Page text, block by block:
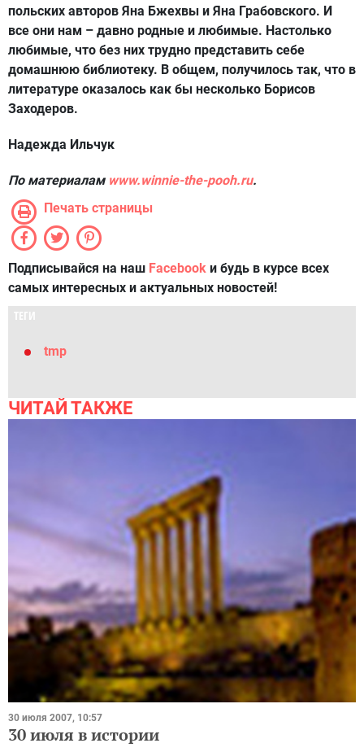
польских авторов Яна Бжехвы и Яна Грабовского. И
все они нам – давно родные и любимые. Настолько
любимые, что без них трудно представить себе
домашнюю библиотеку. В общем, получилось так, что в
литературе оказалось как бы несколько Борисов
Заходеров.
Надежда Ильчук
По материалам www.winnie-the-pooh.ru.
Печать страницы
Подписывайся на наш Facebook и будь в курсе всех
самых интересных и актуальных новостей!
ТЕГИ
tmp
ЧИТАЙ ТАКЖЕ
30 июля 2007, 10:57
30 июля в истории